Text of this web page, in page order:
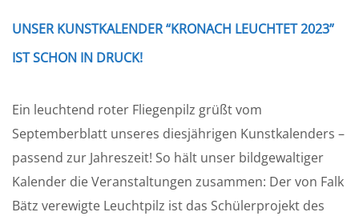
UNSER KUNSTKALENDER “KRONACH LEUCHTET 2023”
IST SCHON IN DRUCK!
Ein leuchtend roter Fliegenpilz grüßt vom
Septemberblatt unseres diesjährigen Kunstkalenders –
passend zur Jahreszeit! So hält unser bildgewaltiger
Kalender die Veranstaltungen zusammen: Der von Falk
Bätz verewigte Leuchtpilz ist das Schülerprojekt des